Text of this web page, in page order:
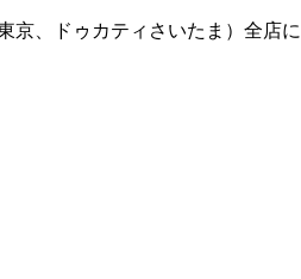
京、ドゥカティさいたま）全店